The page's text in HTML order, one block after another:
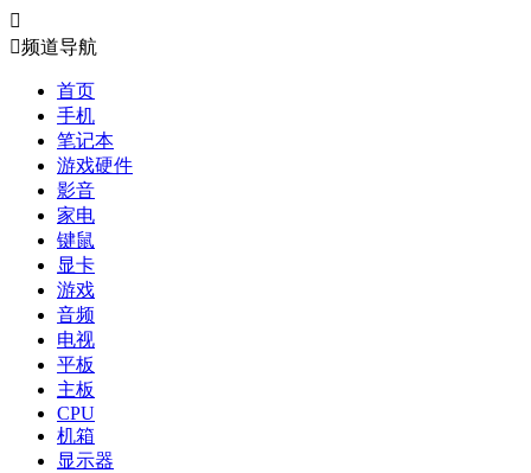

频道导航
首页
手机
笔记本
游戏硬件
影音
家电
键鼠
显卡
游戏
音频
电视
平板
主板
CPU
机箱
显示器